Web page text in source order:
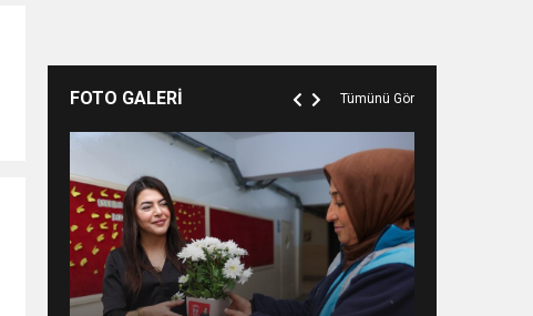
FOTO GALERİ Tümünü Gör